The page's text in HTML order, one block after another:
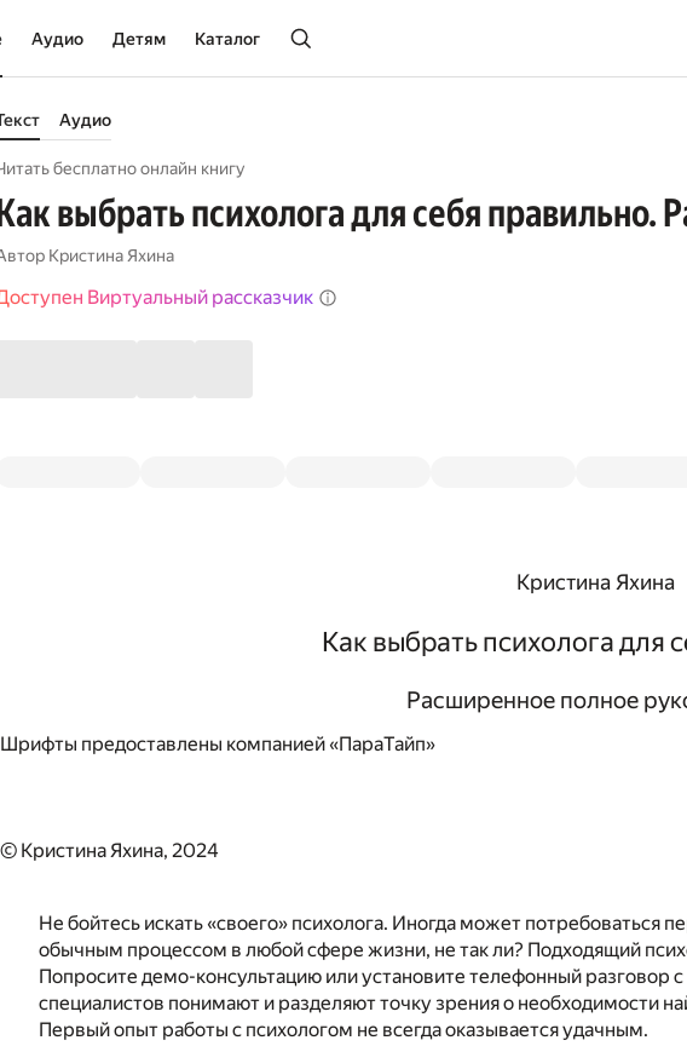
Аудио Детям Каталог
Аудио
бесплатно онлайн книгу
выбрать психолога для себя правильно.
Кристина Яхина
Виртуальный рассказчик
Кристина Яхина
Как выбрать психолога для
Расширенное полное
Шрифты предоставлены компанией «ПараТайп»
© Кристина Яхина, 2024
Не бойтесь искать «своего» психолога. Иногда может потребоваться
обычным процессом в любой сфере жизни, не так ли? Подходящий
Попросите демо-консультацию или установите телефонный
специалистов понимают и разделяют точку зрения о необходимости
Первый опыт работы с психологом не всегда оказывается удачным.